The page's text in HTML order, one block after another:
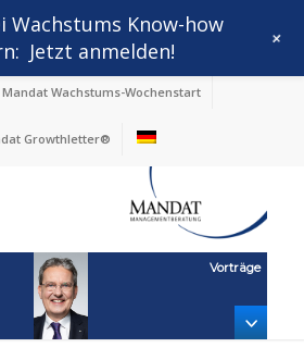
Mandat Wachstums-Wochenstart
Growthletter®
Vorträge
Wachstums Know-how
Jetzt anmelden! +